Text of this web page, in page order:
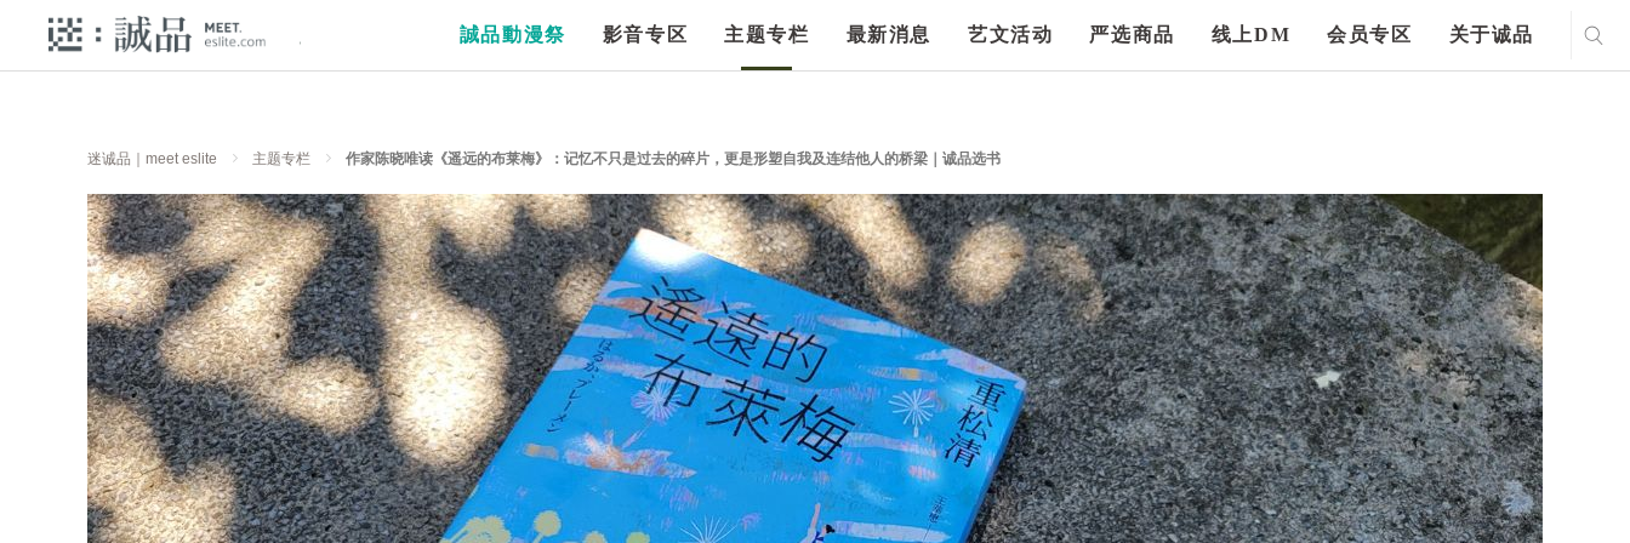
誠品動漫祭 影音专区 主题专栏 最新消息 艺文活动 严选商品 线上DM 会员专区 关于诚品
迷诚品｜meet eslite 主题专栏 作家陈晓唯读《遥远的布莱梅》：记忆不只是过去的碎片，更是形塑自我及连结他人的桥梁｜诚品选书